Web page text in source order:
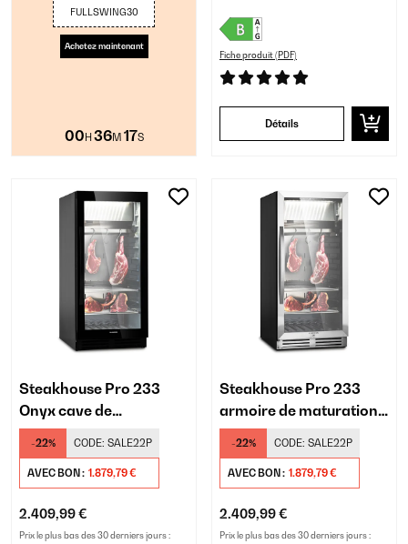
FULLSWING30
Achetez maintenant
00 H 36M 17S
Fiche produit (PDF)
Détails
Steakhouse Pro 233
Onyx cave de
maturation de la viande
-22% CODE: SALE22P
AVEC BON : 1.879,79 €
2.409,99 €
Prix le plus bas des 30 derniers jours :
Steakhouse Pro 233
armoire de maturation
de viande
-22% CODE: SALE22P
AVEC BON : 1.879,79 €
2.409,99 €
Prix le plus bas des 30 derniers jours :